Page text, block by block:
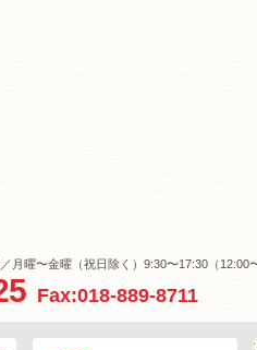
月曜〜金曜（祝日除く）9:30〜17:30（12:00
Fax:018-889-8711